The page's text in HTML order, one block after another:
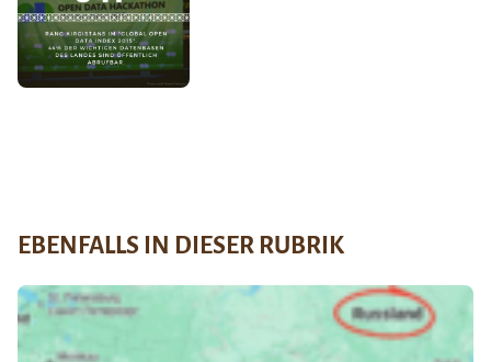
EBENFALLS IN DIESER RUBRIK